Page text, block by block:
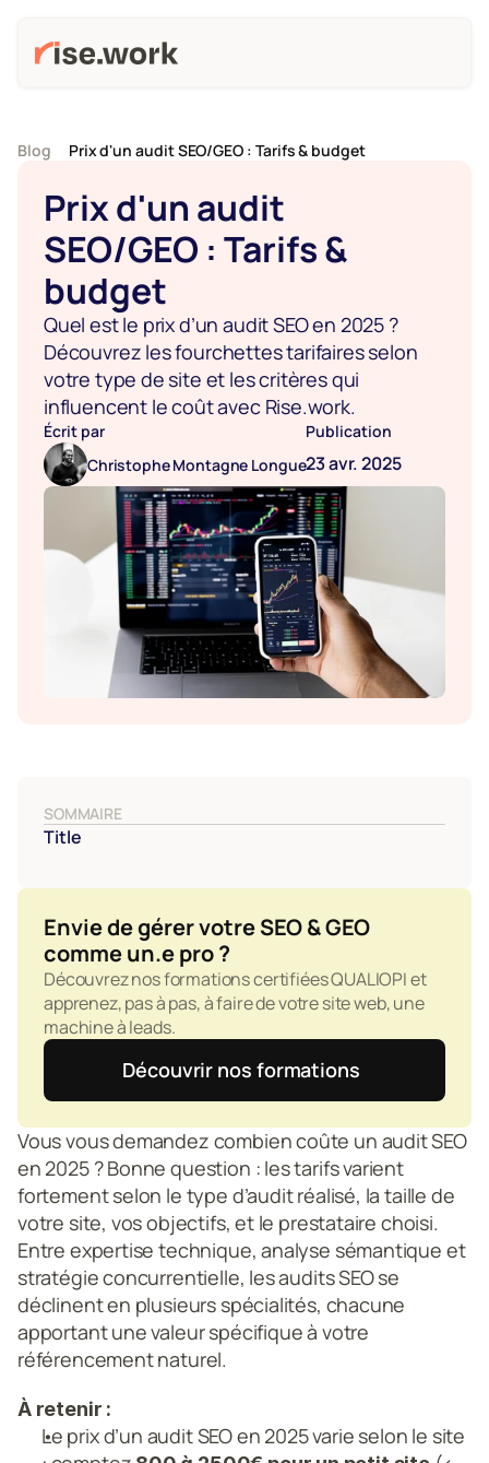
Blog Prix d'un audit SEO/GEO : Tarifs & budget
Prix d'un audit
SEO/GEO : Tarifs &
budget
Quel est le prix d’un audit SEO en 2025 ?
Découvrez les fourchettes tarifaires selon
votre type de site et les critères qui
influencent le coût avec Rise.work.
Écrit par
Christophe Montagne Longue
Publication
23 avr. 2025
SOMMAIRE
Title
Envie de gérer votre SEO & GEO
comme un.e pro ?
Découvrez nos formations certifiées QUALIOPI et
apprenez, pas à pas, à faire de votre site web, une
machine à leads.
Découvrir nos formations
Vous vous demandez combien coûte un audit SEO
en 2025 ? Bonne question : les tarifs varient
fortement selon le type d’audit réalisé, la taille de
votre site, vos objectifs, et le prestataire choisi.
Entre expertise technique, analyse sémantique et
stratégie concurrentielle, les audits SEO se
déclinent en plusieurs spécialités, chacune
apportant une valeur spécifique à votre
référencement naturel.
À retenir :
Le prix d’un audit SEO en 2025 varie selon le site